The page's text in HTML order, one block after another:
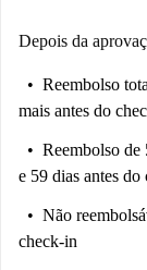
Depois da
Reembolso
mais antes do
Reembolso de
e 59 dias antes do
Não
check-in